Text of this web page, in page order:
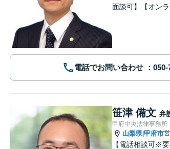
面談可】【オンラ
電話でお問い合わせ
笹津 備文 弁
甲府中央法律事務所
山梨県|甲府市
【電話相談可※